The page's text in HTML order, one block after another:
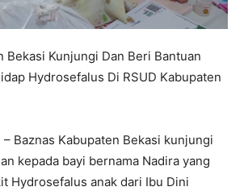
Bekasi Kunjungi Dan Beri Bantuan
Hydrosefalus Di RSUD Kabupaten
Baznas Kabupaten Bekasi kunjungi
kepada bayi bernama Nadira yang
Hydrosefalus anak dari Ibu Dini